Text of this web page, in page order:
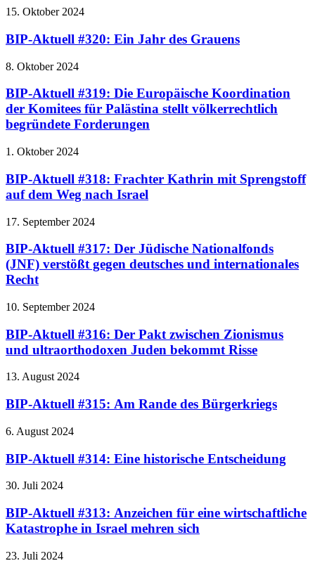
15. Oktober 2024
BIP-Aktuell #320: Ein Jahr des Grauens
8. Oktober 2024
BIP-Aktuell #319: Die Europäische Koordination
der Komitees für Palästina stellt völkerrechtlich
begründete Forderungen
1. Oktober 2024
BIP-Aktuell #318: Frachter Kathrin mit Sprengstoff
auf dem Weg nach Israel
17. September 2024
BIP-Aktuell #317: Der Jüdische Nationalfonds
(JNF) verstößt gegen deutsches und internationales
Recht
10. September 2024
BIP-Aktuell #316: Der Pakt zwischen Zionismus
und ultraorthodoxen Juden bekommt Risse
13. August 2024
BIP-Aktuell #315: Am Rande des Bürgerkriegs
6. August 2024
BIP-Aktuell #314: Eine historische Entscheidung
30. Juli 2024
BIP-Aktuell #313: Anzeichen für eine wirtschaftliche
Katastrophe in Israel mehren sich
23. Juli 2024